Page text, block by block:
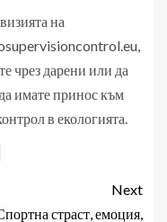
на
чрез дарени или да
имате принос към
в екологията.
Next
страст, емоция,